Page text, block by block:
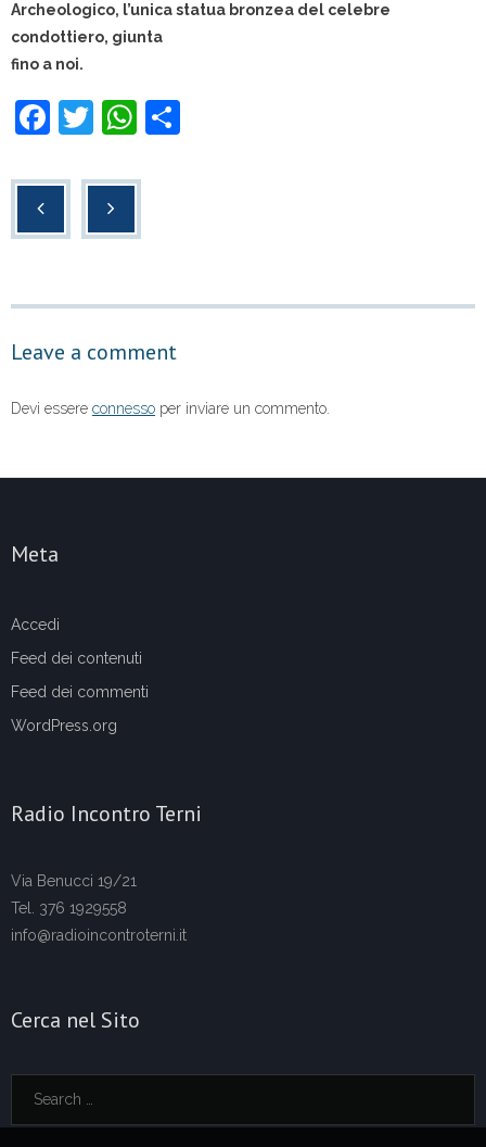
Archeologico, l’unica statua bronzea del celebre
condottiero, giunta
fino a noi.
F
c
k
T
tt
er
W
at
Leave a comment
Devi essere connesso per inviare un commento.
Meta
Accedi
Feed dei contenuti
Feed dei commenti
WordPress.org
Radio Incontro Terni
Via Benucci 19/21
Tel. 376 1929558
info@radioincontroterni.it
Cerca nel Sito